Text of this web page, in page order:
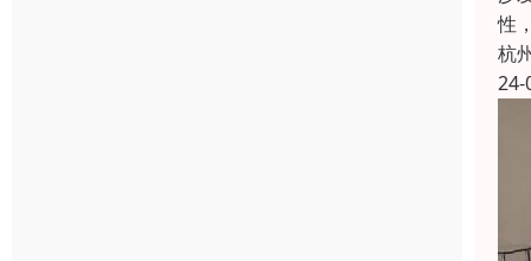
性
杭
24-